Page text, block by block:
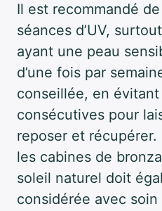
Il est recommandé
séances d’UV,
ayant une peau
d’une fois par
conseillée, en
consécutives pour
reposer et récupérer.
les cabines de
soleil naturel doit
considérée avec